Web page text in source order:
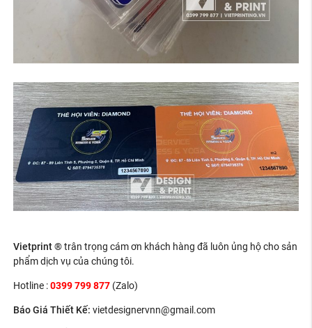
Vietprint ®trân trọng cám ơn khách hàng đã luôn ủng hộ cho sản
phẩm dịch vụ của chúng tôi.
Hotline :0399 799 877 (Zalo)
Báo Giá Thiết Kế: vietdesignervnn@gmail.com